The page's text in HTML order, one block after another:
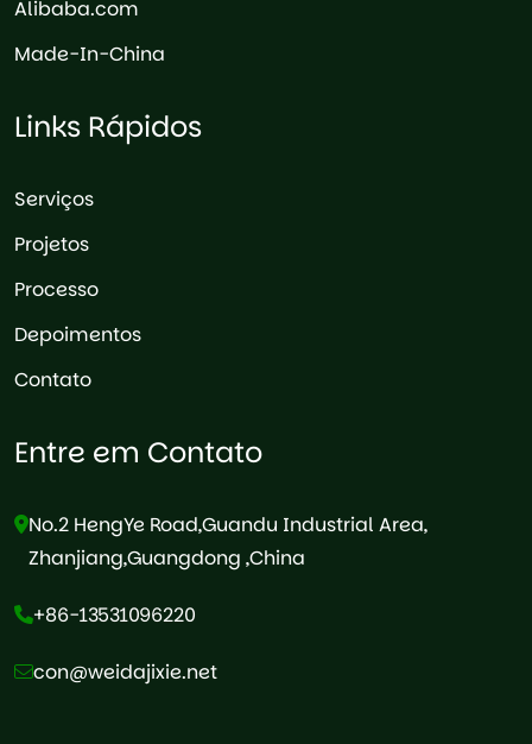
Alibaba.com
Made-In-China
Links Rápidos
Serviços
Projetos
Processo
Depoimentos
Contato
Entre em Contato
No.2 HengYe Road,Guandu Industrial Area,
Zhanjiang,Guangdong ,China
+86-13531096220
con@weidajixie.net